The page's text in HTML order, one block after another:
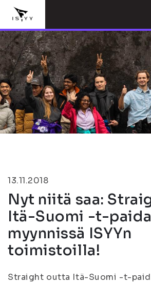
13.11.2018
Nyt niitä saa:
Itä-Suomi -t-
myynnissä ISYYn
toimistoilla!
Straight outta Itä-Suomi -t-